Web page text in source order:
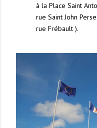
à la Place Saint
rue Saint John
rue Frébault ).